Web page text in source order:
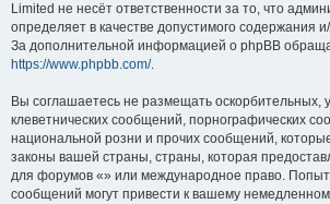
Limited не несёт ответственности за то, что
определяет в качестве допустимого содержания
За дополнительной информацией о phpBB
https://www.phpbb.com/.
Вы соглашаетесь не размещать оскорбительных,
клеветнических сообщений, порнографических
национальной розни и прочих сообщений,
законы вашей страны, страны, которая
для форумов «» или международное право.
сообщений могут привести к вашему